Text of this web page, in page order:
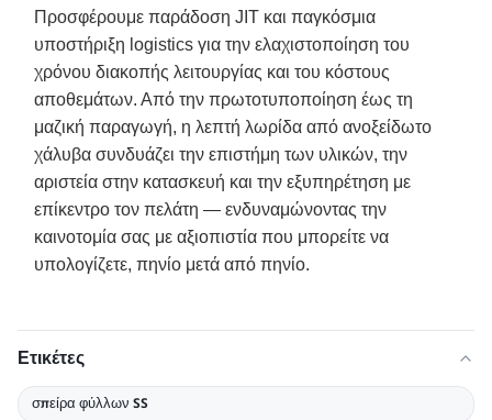
Προσφέρουμε παράδοση JIT και παγκόσμια
υποστήριξη logistics για την ελαχιστοποίηση του
χρόνου διακοπής λειτουργίας και του κόστους
αποθεμάτων. Από την πρωτοτυποποίηση έως τη
μαζική παραγωγή, η λεπτή λωρίδα από ανοξείδωτο
χάλυβα συνδυάζει την επιστήμη των υλικών, την
αριστεία στην κατασκευή και την εξυπηρέτηση με
επίκεντρο τον πελάτη — ενδυναμώνοντας την
καινοτομία σας με αξιοπιστία που μπορείτε να
υπολογίζετε, πηνίο μετά από πηνίο.
Ετικέτες
σπείρα φύλλων SS